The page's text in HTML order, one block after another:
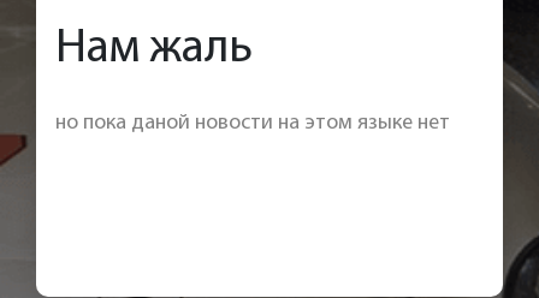
Нам жаль
но пока даной новости на этом языке нет